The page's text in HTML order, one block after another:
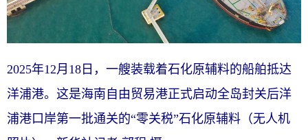
2025年12月18日，一艘装载着石化原辅料的船舶抵达
洋浦港。这是海南自由贸易港正式启动全岛封关后洋
浦港口岸第一批通关的“零关税”石化原辅料（无人机